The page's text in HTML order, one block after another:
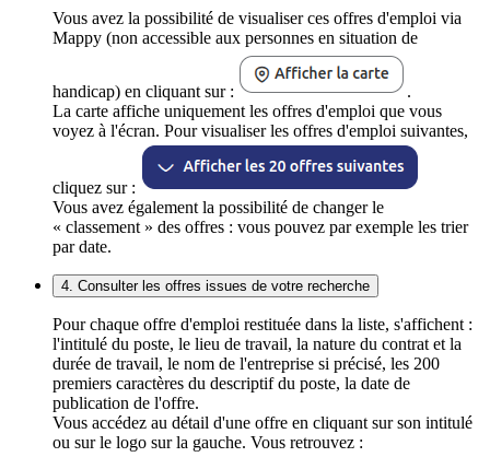
Vous avez la possibilité de visualiser ces offres d'emploi via
Mappy (non accessible aux personnes en situation de
handicap) en cliquant sur :
.
La carte affiche uniquement les offres d'emploi que vous
voyez à l'écran. Pour visualiser les offres d'emploi suivantes,
cliquez sur :
Vous avez également la possibilité de changer le
« classement » des offres : vous pouvez par exemple les trier
par date.
4. Consulter les offres issues de votre recherche
Pour chaque offre d'emploi restituée dans la liste, s'affichent :
l'intitulé du poste, le lieu de travail, la nature du contrat et la
durée de travail, le nom de l'entreprise si précisé, les 200
premiers caractères du descriptif du poste, la date de
publication de l'offre.
Vous accédez au détail d'une offre en cliquant sur son intitulé
ou sur le logo sur la gauche. Vous retrouvez :